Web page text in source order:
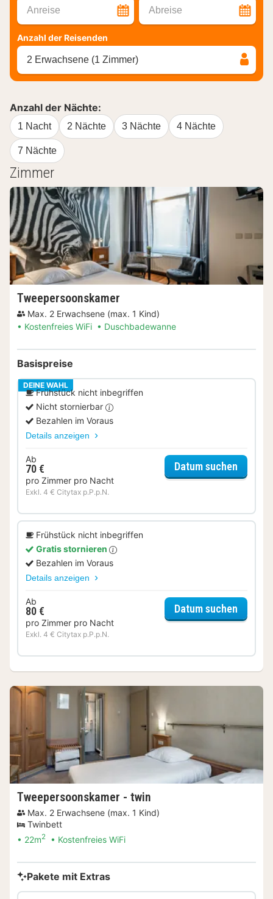
Anreise Abreise
Anzahl der Reisenden
2 Erwachsene (1 Zimmer)
Anzahl der Nächte:
1 Nacht 2 Nächte 3 Nächte 4 Nächte
7 Nächte
Zimmer
Tweepersoonskamer
Max. 2 Erwachsene (max. 1 Kind)
Kostenfreies WiFi
Duschbadewanne
Basispreise
DEINE WAHL
Frühstück nicht inbegriffen
Nicht stornierbar
Bezahlen im Voraus
Details anzeigen
Ab
70 €
pro Zimmer pro Nacht
Exkl. 4 € Citytax p.P.p.N.
Datum suchen
Frühstück nicht inbegriffen
Gratis stornieren
Bezahlen im Voraus
Details anzeigen
Ab
80 €
pro Zimmer pro Nacht
Exkl. 4 € Citytax p.P.p.N.
Datum suchen
Tweepersoonskamer - twin
Max. 2 Erwachsene (max. 1 Kind)
Twinbett
22m2 Kostenfreies WiFi
Pakete mit Extras